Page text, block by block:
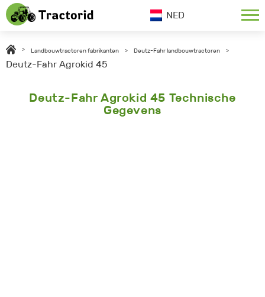
NED
> Landbouwtractoren fabrikanten > Deutz-Fahr landbouwtractoren >
Deutz-Fahr Agrokid 45
Deutz-Fahr Agrokid 45 Technische
Gegevens